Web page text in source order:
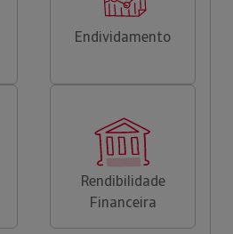
Endividamento
Rendibilidade
Financeira